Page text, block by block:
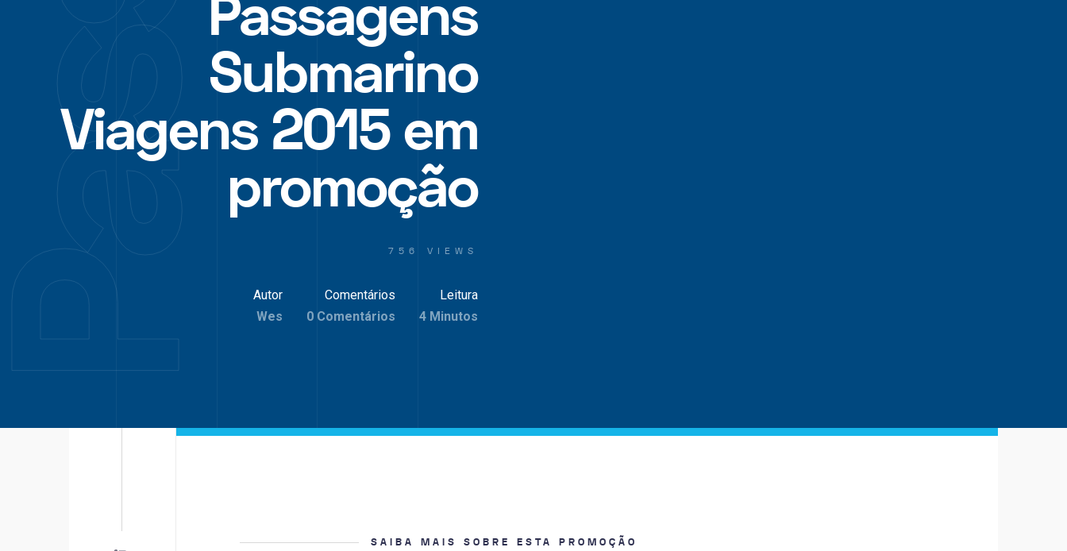
Passagens
Submarino
Viagens 2015 em
promoção
756 VIEWS
Autor
Wes
Comentários
0 Comentários
Leitura
4 Minutos
SAIBA MAIS SOBRE ESTA PROMOÇÃO